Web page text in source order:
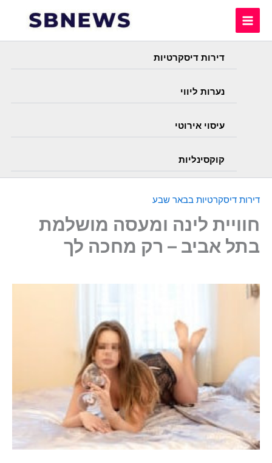
דירות דיסקרטיות
נערות ליווי
עיסוי אירוטי
קוקסינליות
דירות דיסקרטיות בבאר שבע
חוויית לינה ומעסה מושלמת
בתל אביב – רק מחכה לך